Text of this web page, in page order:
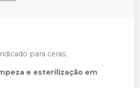
para ceras.
e esterilização em